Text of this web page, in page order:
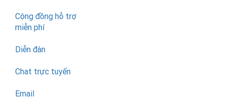
Cộng đồng hỗ trợ
miễn phí
Diễn đàn
Chat trực tuyến
Email